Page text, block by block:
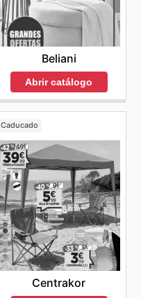
Beliani
Abrir catálogo
Caducado
Centrakor